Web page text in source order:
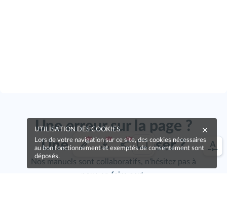
Une erreur sur la page ?
Une idée à proposer ?
Nos manuels sont collaboratifs, n'hésitez pas à
nous en faire part.
UTILISATION DES COOKIES
Lors de votre navigation sur ce site, des cookies nécessaires
au bon fonctionnement et exemptés de consentement sont
déposés.